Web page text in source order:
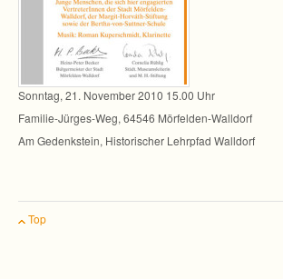
Sonn­tag, 21. Novem­ber 2010 15.00 Uhr
Familie-Jürges-Weg, 64546 Mörfelden-Walldorf
Am Gedenk­stein, His­to­ri­scher Lehr­pfad Walldorf
Top